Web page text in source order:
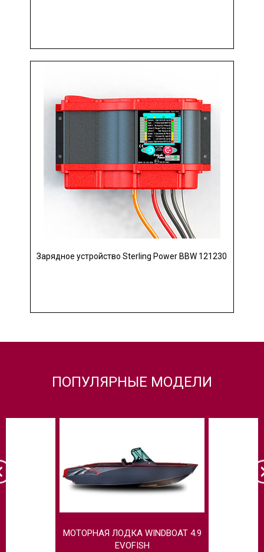
Зарядное устройство Sterling Power BBW 121230
ПОПУЛЯРНЫЕ МОДЕЛИ
МОТОРНАЯ ЛОДКА WINDBOAT 4.9
EVOFISH